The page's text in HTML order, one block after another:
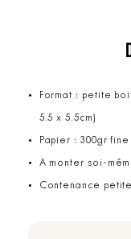
Format : petite
5.5 x 5.5cm)
Papier : 300gr
A monter soi-
Contenance